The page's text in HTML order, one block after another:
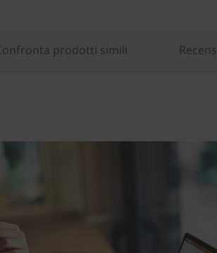
prodotti simili